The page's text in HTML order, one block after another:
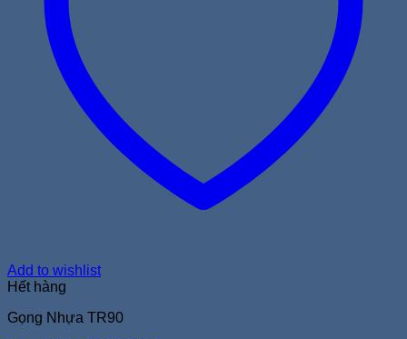
Add to wishlist
Hết hàng
Gọng Nhựa TR90